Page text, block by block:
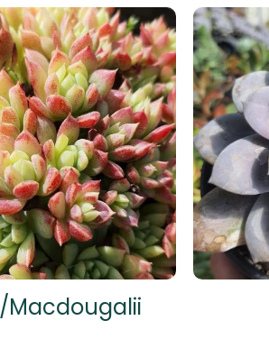
Macdougalii